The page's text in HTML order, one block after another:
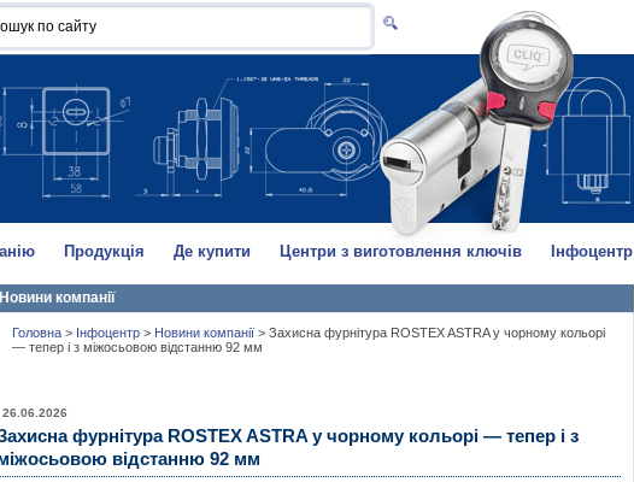
Продукція Де купити Центри з виготовлення ключів Інфоцентр
Новини компанії
Головна > Інфоцентр > Новини компанії > Захисна фурнітура ROSTEX ASTRA у чорному кольорі
— тепер і з міжосьовою відстанню 92 мм
26.06.2026
фурнітура ROSTEX ASTRA у чорному кольорі — тепер і з
відстанню 92 мм